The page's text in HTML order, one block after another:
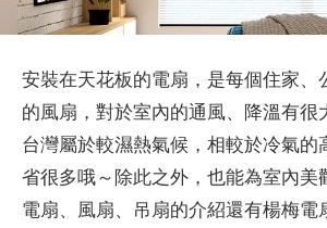
安裝在天花板的電扇，是每個住家、
的風扇，對於室內的通風、降溫有很
台灣屬於較濕熱氣候，相較於冷氣的
省很多哦～除此之外，也能為室內美
電扇、風扇、吊扇的介紹還有楊梅電